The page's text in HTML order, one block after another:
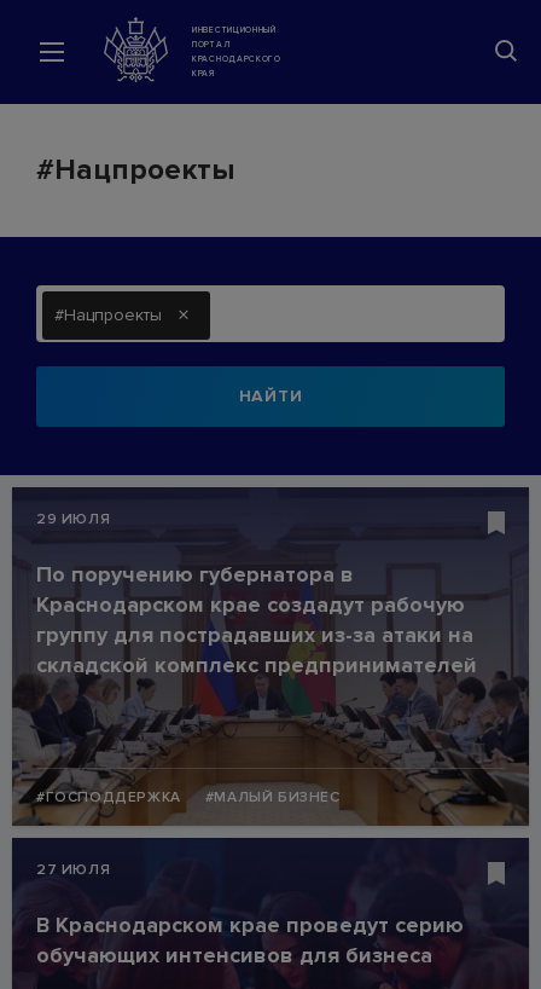
ИНВЕСТИЦИОННЫЙ
ПОРТАЛ
КРАСНОДАРСКОГО
КРАЯ
#Нацпроекты
×
#Нацпроекты
НАЙТИ
29 ИЮЛЯ
По поручению губернатора в
Краснодарском крае создадут рабочую
группу для пострадавших из-за атаки на
складской комплекс предпринимателей
#ГОСПОДДЕРЖКА #МАЛЫЙ БИЗНЕС
27 ИЮЛЯ
В Краснодарском крае проведут серию
обучающих интенсивов для бизнеса